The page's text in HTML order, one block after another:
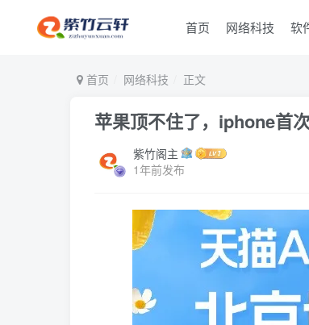
首页 网络科技 软
首页 网络科技 正文
苹果顶不住了，iphone首
紫竹阁主
1年前发布